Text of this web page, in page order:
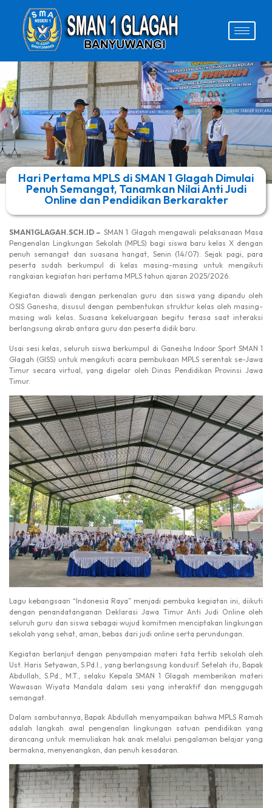
Hari Pertama MPLS di SMAN 1 Glagah Dimulai
Penuh Semangat, Tanamkan Nilai Anti Judi
Online dan Pendidikan Berkarakter
SMAN1GLAGAH.SCH.ID – SMAN 1 Glagah mengawali pelaksanaan Masa
Pengenalan Lingkungan Sekolah (MPLS) bagi siswa baru kelas X dengan
penuh semangat dan suasana hangat, Senin (14/07). Sejak pagi, para
peserta sudah berkumpul di kelas masing-masing untuk mengikuti
rangkaian kegiatan hari pertama MPLS tahun ajaran 2025/2026.
Kegiatan diawali dengan perkenalan guru dan siswa yang dipandu oleh
OSIS Ganesha, disusul dengan pembentukan struktur kelas oleh masing-
masing wali kelas. Suasana kekeluargaan begitu terasa saat interaksi
berlangsung akrab antara guru dan peserta didik baru.
Usai sesi kelas, seluruh siswa berkumpul di Ganesha Indoor Sport SMAN 1
Glagah (GISS) untuk mengikuti acara pembukaan MPLS serentak se-Jawa
Timur secara virtual, yang digelar oleh Dinas Pendidikan Provinsi Jawa
Timur.
Lagu kebangsaan “Indonesia Raya” menjadi pembuka kegiatan ini, diikuti
dengan penandatanganan Deklarasi Jawa Timur Anti Judi Online oleh
seluruh guru dan siswa sebagai wujud komitmen menciptakan lingkungan
sekolah yang sehat, aman, bebas dari judi online serta perundungan.
Kegiatan berlanjut dengan penyampaian materi tata tertib sekolah oleh
Ust. Haris Setyawan, S.Pd.I., yang berlangsung kondusif. Setelah itu, Bapak
Abdullah, S.Pd., M.T., selaku Kepala SMAN 1 Glagah memberikan materi
Wawasan Wiyata Mandala dalam sesi yang interaktif dan menggugah
semangat.
Dalam sambutannya, Bapak Abdullah menyampaikan bahwa MPLS Ramah
adalah langkah awal pengenalan lingkungan satuan pendidikan yang
dirancang untuk memuliakan hak anak melalui pengalaman belajar yang
bermakna, menyenangkan, dan penuh kesadaran.